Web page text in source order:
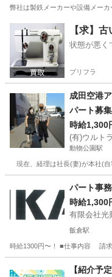
弊社は製鉄メーカーや設備メー
千葉 八千代市 勝田台駅
【求】
状態が悪く
プリフラ
成田空
パート募集
時給1,300
(有)ウルト
動物公園駅
現在、経理は社長(妻)が本社(自
動物公園駅
パート事
時給1,300
有限会社光
飯倉駅
時給1300円〜！ ■仕事内容 請求
飯倉駅
【紹介予